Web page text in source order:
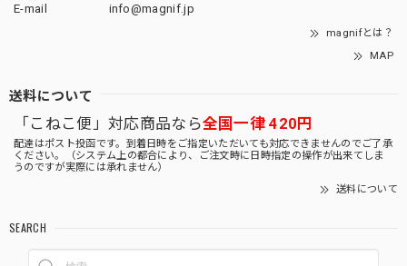
E-mail
info@magnif.jp
magnifとは？
MAP
送料について
「こねこ便」対応商品なら全国一律 420円
配達はポスト投函です。到着日時をご指定いただいても対応できませんのでご了承
ください。（システム上の都合により、ご注文時に日時指定の操作が出来てしま
うのですが実際には承れません）
送料について
SEARCH